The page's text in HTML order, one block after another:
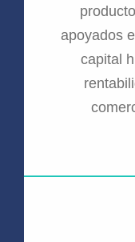
apoyados
capital